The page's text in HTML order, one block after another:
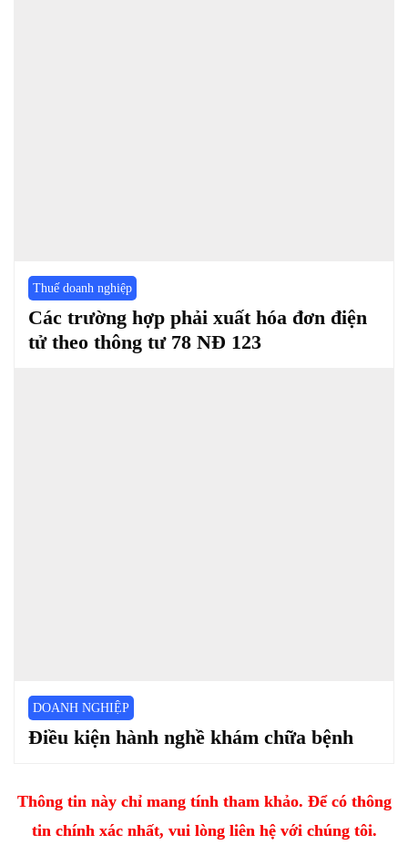
Thuế doanh nghiệp
Các trường hợp phải xuất hóa đơn điện
tử theo thông tư 78 NĐ 123
DOANH NGHIỆP
Điều kiện hành nghề khám chữa bệnh
Thông tin này chỉ mang tính tham khảo. Để có thông
tin chính xác nhất, vui lòng liên hệ với chúng tôi.